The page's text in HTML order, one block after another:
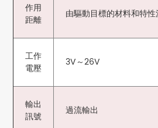
作用
距離
由驅動目標的材料和特性
工作
電壓
3V～26V
輸出
訊號
過流輸出